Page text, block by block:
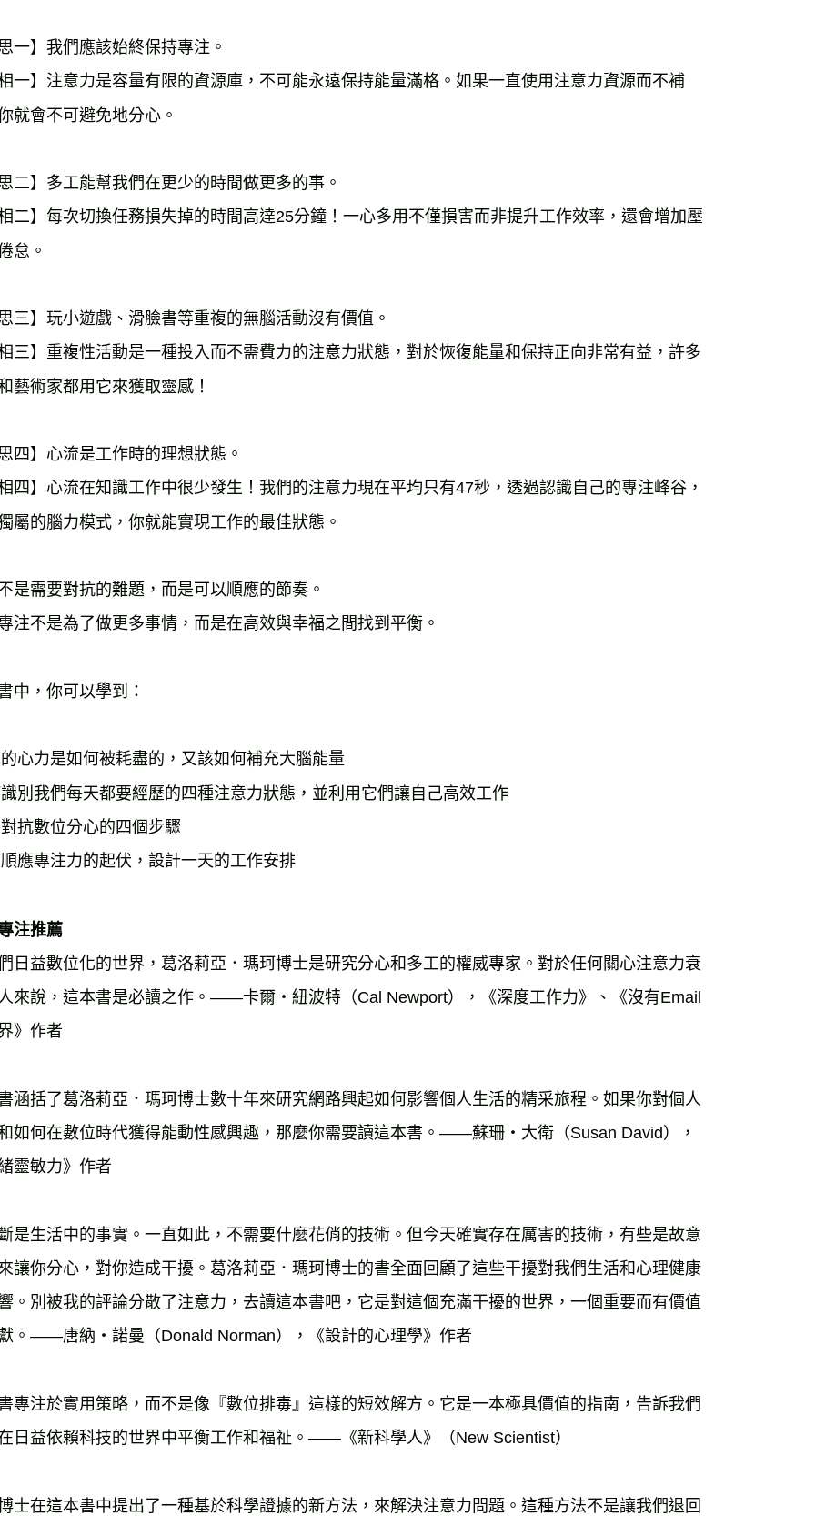
思一】我們應該始終保持專注。
相一】注意力是容量有限的資源庫，不可能永遠保持能量滿格。如果一直使用注意力資源而不補
就會不可避免地分心。
思二】多工能幫我們在更少的時間做更多的事。
相二】每次切換任務損失掉的時間高達25分鐘！一心多用不僅損害而非提升工作效率，還會增加壓
怠。
思三】玩小遊戲、滑臉書等重複的無腦活動沒有價值。
相三】重複性活動是一種投入而不需費力的注意力狀態，對於恢復能量和保持正向非常有益，許多
藝術家都用它來獲取靈感！
思四】心流是工作時的理想狀態。
相四】心流在知識工作中很少發生！我們的注意力現在平均只有47秒，透過認識自己的專注峰谷，
屬的腦力模式，你就能實現工作的最佳狀態。
是需要對抗的難題，而是可以順應的節奏。
注不是為了做更多事情，而是在高效與幸福之間找到平衡。
中，你可以學到：
的心力是如何被耗盡的，又該如何補充大腦能量
別我們每天都要經歷的四種注意力狀態，並利用它們讓自己高效工作
對抗數位分心的四個步驟
順應專注力的起伏，設計一天的工作安排
注推薦
日益數位化的世界，葛洛莉亞．瑪珂博士是研究分心和多工的權威專家。對於任何關心注意力衰
來說，這本書是必讀之作。——卡爾・紐波特（Cal Newport），《深度工作力》、《沒有Email
》作者
涵括了葛洛莉亞．瑪珂博士數十年來研究網路興起如何影響個人生活的精采旅程。如果你對個人
如何在數位時代獲得能動性感興趣，那麼你需要讀這本書。——蘇珊・大衛（Susan David），
靈敏力》作者
是生活中的事實。一直如此，不需要什麼花俏的技術。但今天確實存在厲害的技術，有些是故意
讓你分心，對你造成干擾。葛洛莉亞．瑪珂博士的書全面回顧了這些干擾對我們生活和心理健康
。別被我的評論分散了注意力，去讀這本書吧，它是對這個充滿干擾的世界，一個重要而有價值
。——唐納・諾曼（Donald Norman），《設計的心理學》作者
專注於實用策略，而不是像『數位排毒』這樣的短效解方。它是一本極具價值的指南，告訴我們
日益依賴科技的世界中平衡工作和福祉。——《新科學人》（New Scientist）
士在這本書中提出了一種基於科學證據的新方法，來解決注意力問題。這種方法不是讓我們退回